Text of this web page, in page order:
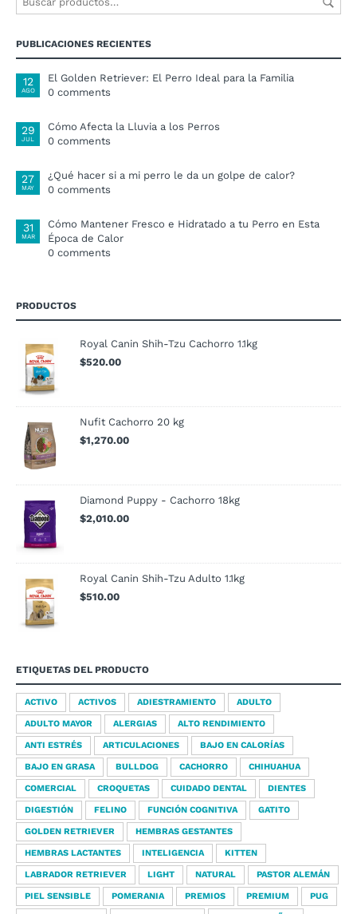
PUBLICACIONES RECIENTES
12
AGO
El Golden Retriever: El Perro Ideal para la Familia
0 comments
29
JUL
Cómo Afecta la Lluvia a los Perros
0 comments
27
MAY
¿Qué hacer si a mi perro le da un golpe de calor?
0 comments
31
MAR
Cómo Mantener Fresco e Hidratado a tu Perro en Esta
Época de Calor
0 comments
PRODUCTOS
Royal Canin Shih-Tzu Cachorro 1.1kg
$520.00
Nufit Cachorro 20 kg
$1,270.00
Diamond Puppy - Cachorro 18kg
$2,010.00
Royal Canin Shih-Tzu Adulto 1.1kg
$510.00
ETIQUETAS DEL PRODUCTO
ACTIVO ACTIVOS ADIESTRAMIENTO ADULTO
ADULTO MAYOR ALERGIAS ALTO RENDIMIENTO
ANTI ESTRÉS ARTICULACIONES BAJO EN CALORÍAS
BAJO EN GRASA BULLDOG CACHORRO CHIHUAHUA
COMERCIAL CROQUETAS CUIDADO DENTAL DIENTES
DIGESTIÓN FELINO FUNCIÓN COGNITIVA GATITO
GOLDEN RETRIEVER HEMBRAS GESTANTES
HEMBRAS LACTANTES INTELIGENCIA KITTEN
LABRADOR RETRIEVER LIGHT NATURAL PASTOR ALEMÁN
PIEL SENSIBLE POMERANIA PREMIOS PREMIUM PUG